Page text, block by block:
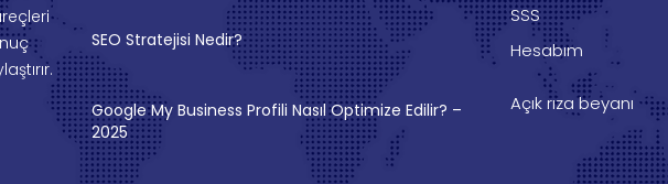
SEO Stratejisi Nedir?
Google My Business Profili Nasıl Optimize Edilir? –
2025
SSS
Hesabım
Açık rıza beyanı